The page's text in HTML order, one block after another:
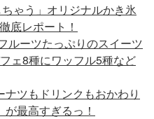
ゃう」オリジナルかき氷
底レポート！
ルーツたっぷりのスイーツ
ェ8種にワッフル5種など
ツもドリンクもおかわり
最高すぎるっ！